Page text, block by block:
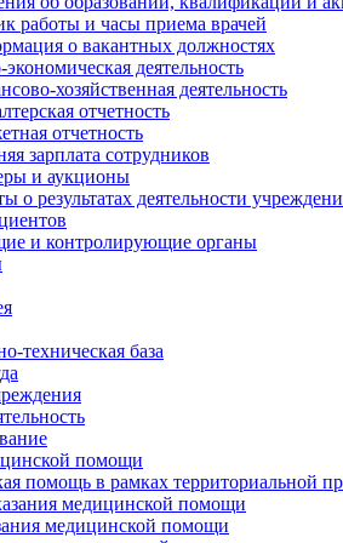
работы и часы приема врачей
о вакантных должностях
деятельность
хозяйственная деятельность
отчетность
отчетность
зарплата сотрудников
и аукционы
о результатах деятельности
и контролирующие органы
техническая база
помощи
помощь в рамках территориальной
медицинской помощи
медицинской помощи